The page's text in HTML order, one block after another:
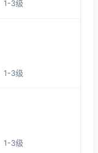
1-3
1-3
1-3级
1-3级
1-3级